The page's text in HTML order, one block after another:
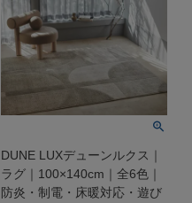
DUNE LUXデューンルクス｜
ラグ｜100×140cm｜全6色｜
防炎・制電・床暖対応・遊び